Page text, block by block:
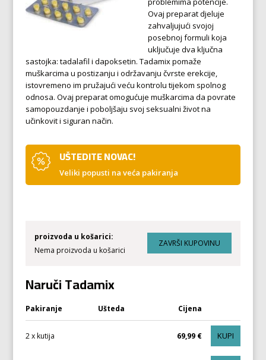
Ovaj preparat djeluje
zahvaljujući svojoj
posebnoj formuli koja
uključuje dva ključna
sastojka: tadalafil i dapoksetin. Tadamix pomaže
muškarcima u postizanju i održavanju čvrste erekcije,
istovremeno im pružajući veću kontrolu tijekom spolnog
odnosa. Ovaj preparat omogućuje muškarcima da povrate
samopouzdanje i poboljšaju svoj seksualni život na
učinkovit i siguran način.
UŠTEDITE NOVAC!
Veliki popusti na veća pakiranja
proizvoda u košarici:
Nema proizvoda u košarici
Naruči Tadamix
Pakiranje Ušteda Cijena
2 x kutija 69,99 € KUPI